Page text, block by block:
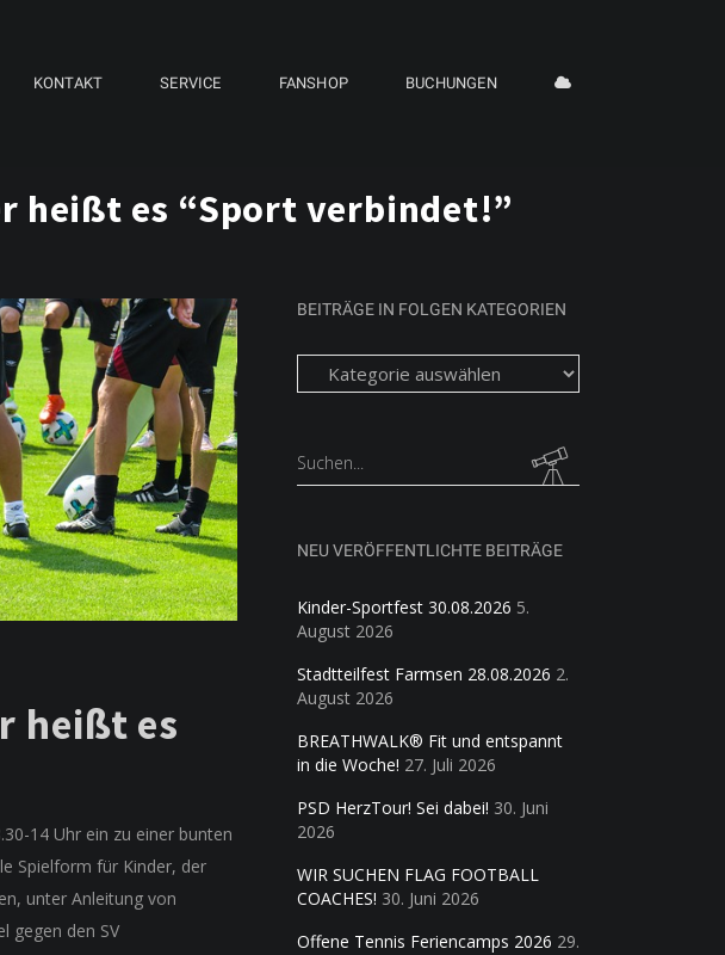
KONTAKT SERVICE FANSHOP BUCHUNGEN
heißt es “Sport verbindet!”
heißt es
14 Uhr ein zu einer bunten
Spielform für Kinder, der
unter Anleitung von
gegen den SV
BEITRÄGE IN FOLGEN KATEGORIEN
Beiträge
in
Kategorien
Search
for:
NEU VERÖFFENTLICHTE BEITRÄGE
Kinder-Sportfest 30.08.2026 5.
August 2026
Stadtteilfest Farmsen 28.08.2026 2.
August 2026
BREATHWALK® Fit und entspannt
in die Woche! 27. Juli 2026
PSD HerzTour! Sei dabei! 30. Juni
2026
WIR SUCHEN FLAG FOOTBALL
COACHES! 30. Juni 2026
Offene Tennis Feriencamps 2026 29.